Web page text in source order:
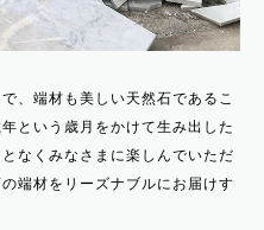
、端材も美しい天然石であるこ
という歳月をかけて生み出した
なくみなさまに楽しんでいただ
端材をリーズナブルにお届けす